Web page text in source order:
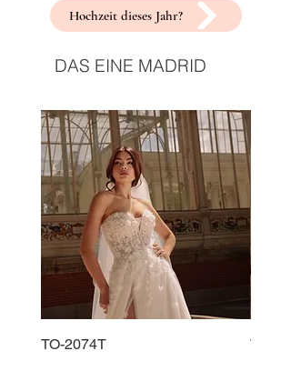
Hochzeit dieses Jahr?
DAS EINE MADRID
TO-2074T TO-